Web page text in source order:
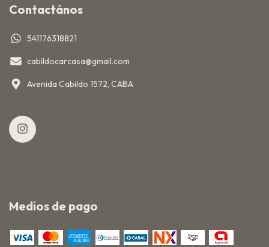
Contactános
541176318821
cabildocarcasa@gmail.com
Avenida Cabildo 1572, CABA
Medios de pago